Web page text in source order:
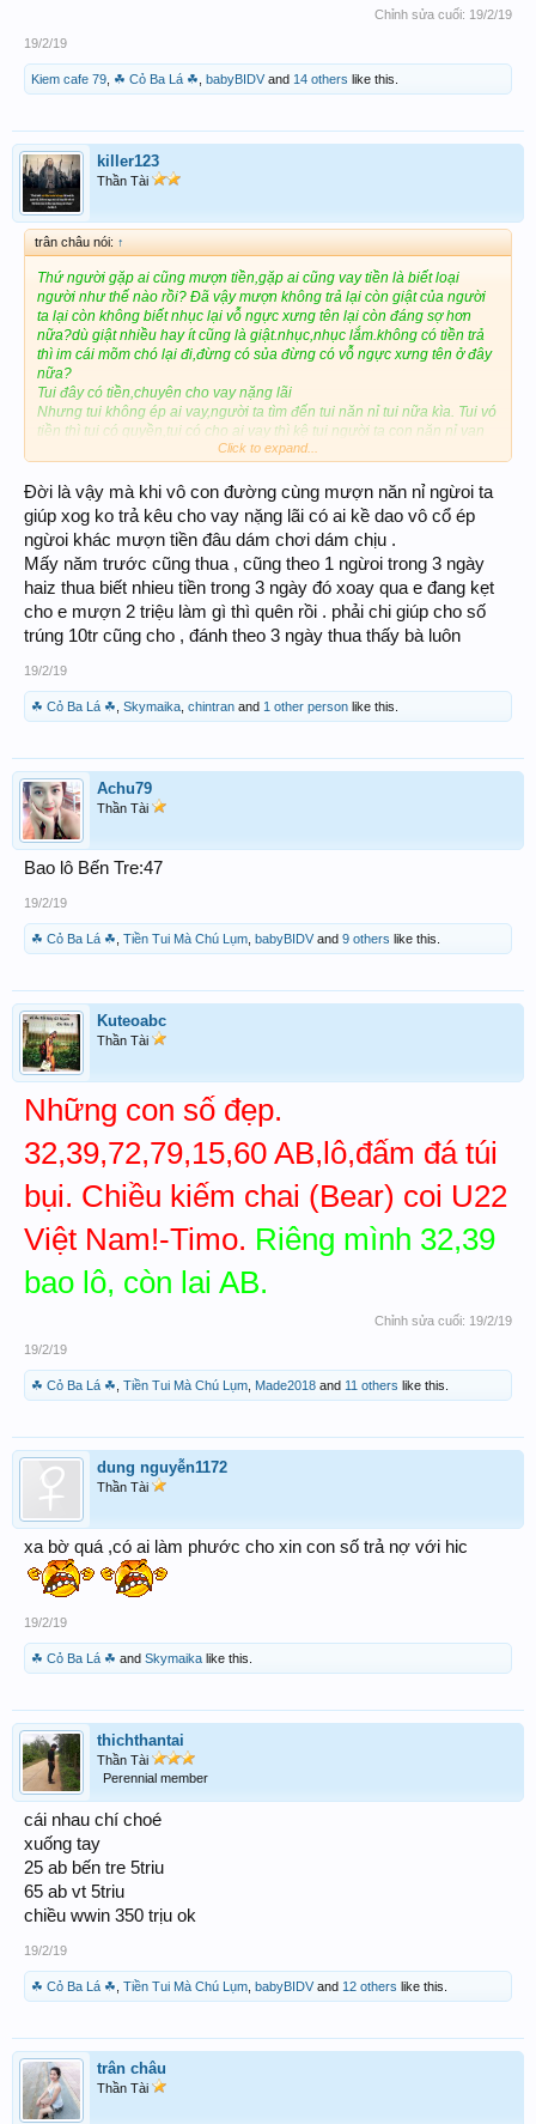
Chỉnh sửa cuối: 19/2/19
19/2/19
Kiem cafe 79 ☘ Cỏ Ba Lá ☘ babyBIDV and 14 others like this.
killer123
Thần Tài
trân châu nói: ↑
Thứ người gặp ai cũng mượn tiền,gặp ai cũng vay tiền là biết loại
người như thế nào rồi? Đã vậy mượn không trả lại còn giật của người
ta lại còn không biết nhục lại vỗ ngực xưng tên lại còn đáng sợ hơn
nữa?dù giật nhiều hay ít cũng là giật.nhục,nhục lắm.không có tiền trả
thì im cái mõm chó lại đi,đừng có sủa đừng có vỗ ngực xưng tên ở đây
nữa?
Tui đây có tiền,chuyên cho vay nặng lãi
Nhưng tui không ép ai vay,người ta tìm đến tui năn nỉ tui nữa kìa. Tui vó
tiền thì tui có quyền,tui có cho ai vay thì kệ tui người ta con năn nỉ van
xin tui để tui cho vay nữa kìa? Không giống như 1 số loại người,lợi
tiền rồi giật không trả cho người ta lại còn vỗ ngực ta đây nữa? Đúng là
loại người hết thuốc chữa
Click to expand...
Đời là vậy mà khi vô con đường cùng mượn năn nỉ ngừoi ta
giúp xog ko trả kêu cho vay nặng lãi có ai kề dao vô cổ ép
ngừoi khác mượn tiền đâu dám chơi dám chịu .
Mấy năm trước cũng thua , cũng theo 1 ngừoi trong 3 ngày
haiz thua biết nhieu tiền trong 3 ngày đó xoay qua e đang kẹt
cho e mượn 2 triệu làm gì thì quên rồi . phải chi giúp cho số
trúng 10tr cũng cho , đánh theo 3 ngày thua thấy bà luôn
19/2/19
☘ Cỏ Ba Lá ☘ Skymaika chintran and 1 other person like this.
Achu79
Thần Tài
Bao lô Bến Tre:47
19/2/19
☘ Cỏ Ba Lá ☘ Tiền Tui Mà Chú Lụm babyBIDV and 9 others like this.
Kuteoabc
Thần Tài
Những con số đẹp.
32,39,72,79,15,60 AB,lô,đấm đá túi
bụi. Chiều kiếm chai (Bear) coi U22
Việt Nam!-Timo. Riêng mình 32,39
bao lô, còn lai AB.
Chỉnh sửa cuối: 19/2/19
19/2/19
☘ Cỏ Ba Lá ☘ Tiền Tui Mà Chú Lụm Made2018 and 11 others like this.
dung nguyễn1172
Thần Tài
xa bờ quá ,có ai làm phước cho xin con số trả nợ với hic
19/2/19
☘ Cỏ Ba Lá ☘ and Skymaika like this.
thichthantai
Thần Tài
Perennial member
cái nhau chí choé
xuống tay
25 ab bến tre 5triu
65 ab vt 5triu
chiều wwin 350 trịu ok
19/2/19
☘ Cỏ Ba Lá ☘ Tiền Tui Mà Chú Lụm babyBIDV and 12 others like this.
trân châu
Thần Tài